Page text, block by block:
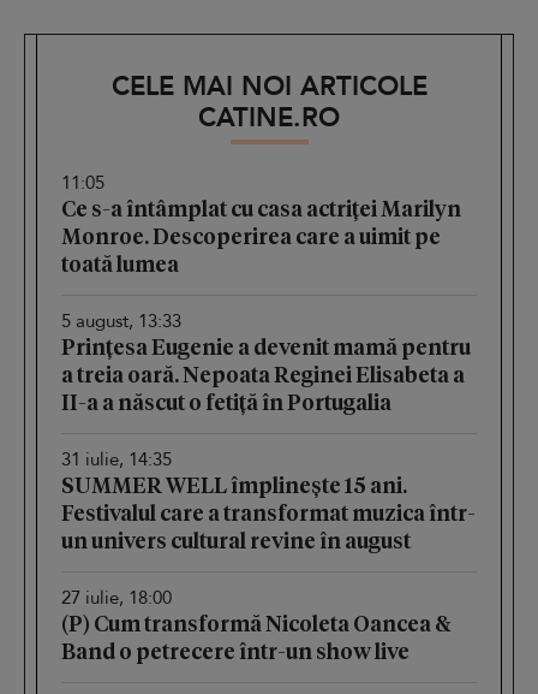
CELE MAI NOI ARTICOLE
CATINE.RO
11:05
Ce s-a întâmplat cu casa actriței Marilyn
Monroe. Descoperirea care a uimit pe
toată lumea
5 august, 13:33
Prințesa Eugenie a devenit mamă pentru
a treia oară. Nepoata Reginei Elisabeta a
II-a a născut o fetiță în Portugalia
31 iulie, 14:35
SUMMER WELL împlinește 15 ani.
Festivalul care a transformat muzica într-
un univers cultural revine în august
27 iulie, 18:00
(P) Cum transformă Nicoleta Oancea &
Band o petrecere într-un show live